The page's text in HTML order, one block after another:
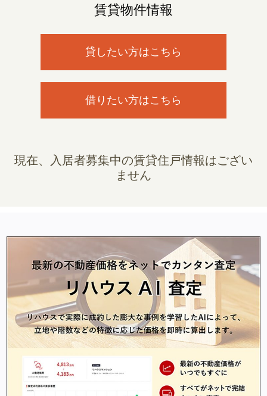
賃貸物件情報
貸したい方はこちら
借りたい方はこちら
現在、入居者募集中の賃貸住戸情報はござい
ません